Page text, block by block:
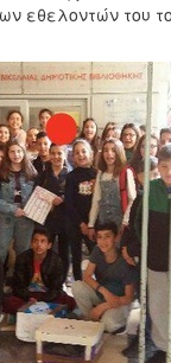
εθελοντών του